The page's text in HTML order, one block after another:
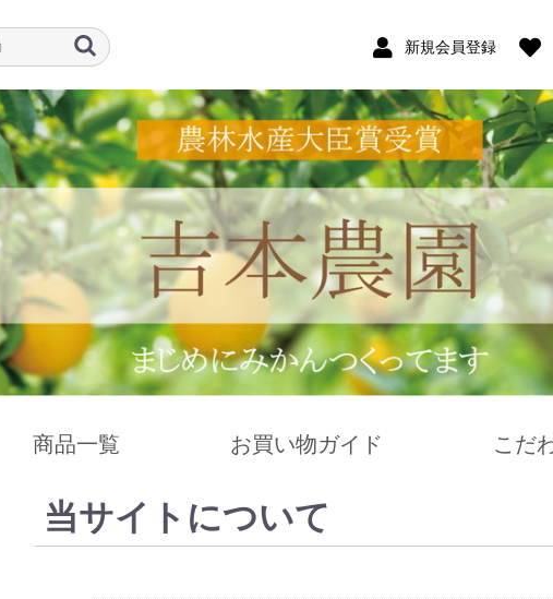
新規会員登録
商品一覧 お買い物ガイド こだ
当サイトについて